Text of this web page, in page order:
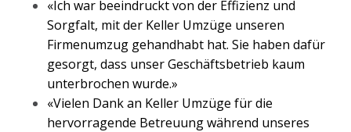
«Ich war beeindruckt von der Effizienz und
Sorgfalt, mit der Keller Umzüge unseren
Firmenumzug gehandhabt hat. Sie haben dafür
gesorgt, dass unser Geschäftsbetrieb kaum
unterbrochen wurde.»
«Vielen Dank an Keller Umzüge für die
hervorragende Betreuung während unseres